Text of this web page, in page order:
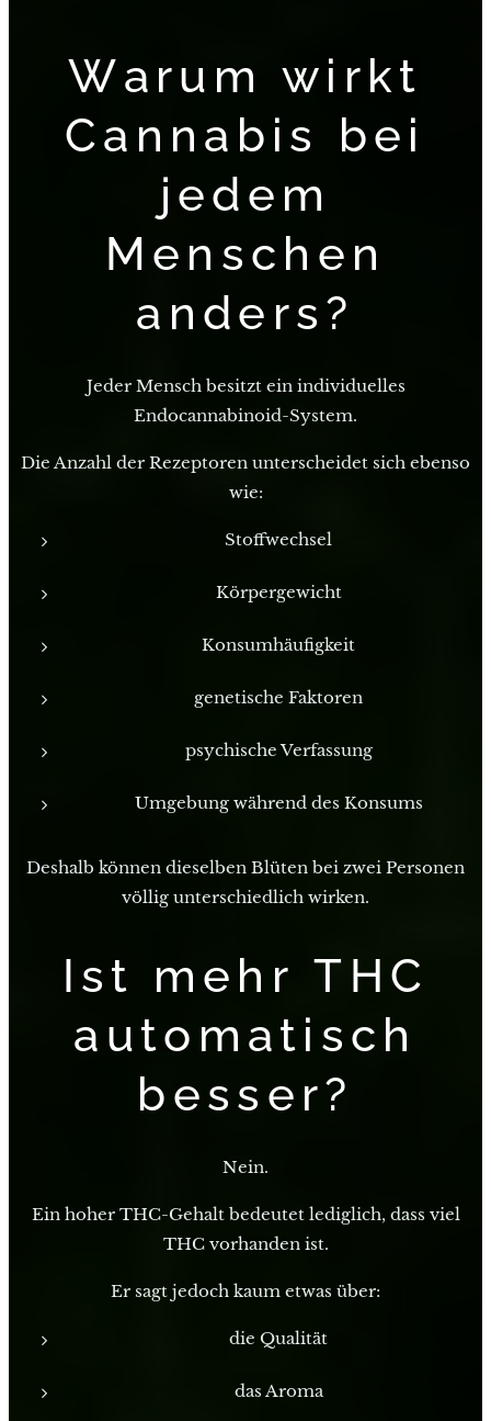
Warum wirkt
Cannabis bei
jedem
Menschen
anders?
Jeder Mensch besitzt ein individuelles
Endocannabinoid-System.
Die Anzahl der Rezeptoren unterscheidet sich ebenso
wie:
Stoffwechsel
Körpergewicht
Konsumhäufigkeit
genetische Faktoren
psychische Verfassung
Umgebung während des Konsums
Deshalb können dieselben Blüten bei zwei Personen
völlig unterschiedlich wirken.
Ist mehr THC
automatisch
besser?
Nein.
Ein hoher THC-Gehalt bedeutet lediglich, dass viel
THC vorhanden ist.
Er sagt jedoch kaum etwas über:
die Qualität
das Aroma